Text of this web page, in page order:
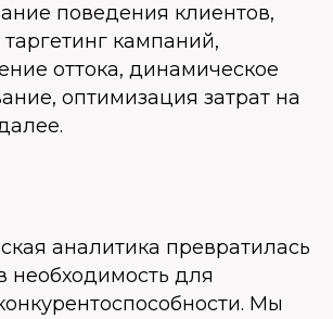
поведения клиентов,
кампаний,
оттока, динамическое
оптимизация затрат на
аналитика превратилась
необходимость для
Мы